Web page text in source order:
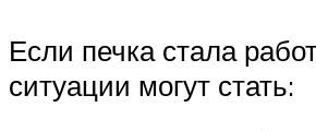
Если печка стала
ситуации могут стать: